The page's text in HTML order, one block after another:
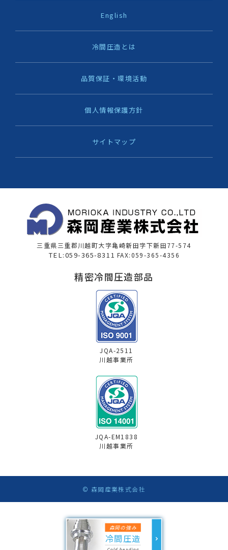
森岡の強み
冷間圧造
English
冷間圧造とは
品質保証・環境活動
個人情報保護方針
サイトマップ
三重県三重郡川越町大字亀崎新田字下新田77-574
TEL:059-365-8311 FAX:059-365-4356
精密冷間圧造部品
JQA-2511
川越事業所
JQA-EM1838
川越事業所
© 森岡産業株式会社